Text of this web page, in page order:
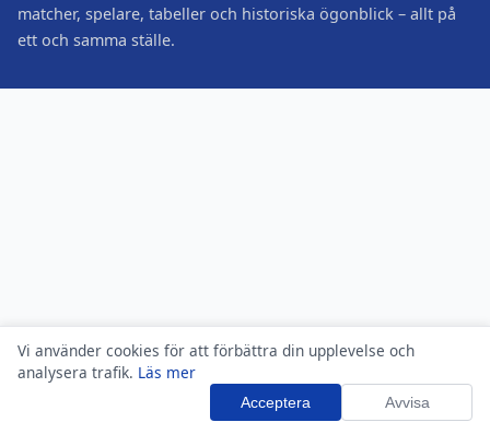
Vi använder cookies för att förbättra din upplevelse och
analysera trafik. Läs mer
Acceptera Avvisa
matcher, spelare, tabeller och historiska ögonblick – allt på
ett och samma ställe.